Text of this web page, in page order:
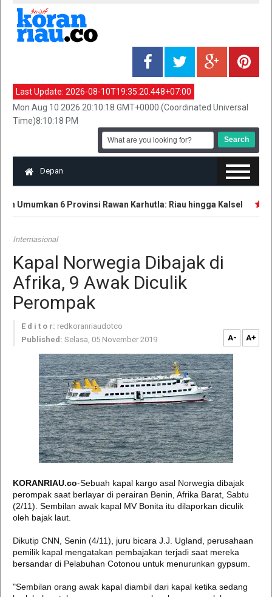
Last Update: 2026-08-10T19:35:20.448+07:00
Mon Aug 10 2026 20:10:18 GMT+0000 (Coordinated Universal
Time)8:10:18 PM
Depan
Umumkan 6 Provinsi Rawan Karhutla: Riau hingga Kalsel
Internasional
Kapal Norwegia Dibajak di
Afrika, 9 Awak Diculik
Perompak
E d i t o r: redkoranriaudotco
Published: Selasa, 05 November 2019 A- A+
KORANRIAU.co-Sebuah kapal kargo asal Norwegia dibajak
perompak saat berlayar di perairan Benin, Afrika Barat, Sabtu
(2/11). Sembilan awak kapal MV Bonita itu dilaporkan diculik
oleh bajak laut.
Dikutip CNN, Senin (4/11), juru bicara J.J. Ugland, perusahaan
pemilik kapal mengatakan pembajakan terjadi saat mereka
bersandar di Pelabuhan Cotonou untuk menurunkan gypsum.
"Sembilan orang awak kapal diambil dari kapal ketika sedang